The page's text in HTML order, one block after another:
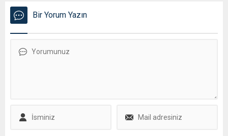
Bir Yorum Yazın